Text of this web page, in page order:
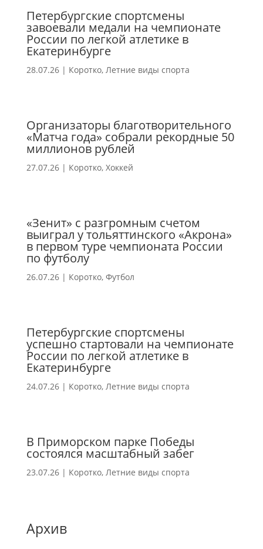
Петербургские спортсмены
завоевали медали на чемпионате
России по легкой атлетике в
Екатеринбурге
28.07.26| Коротко, Летние виды спорта
Организаторы благотворительного
«Матча года» собрали рекордные 50
миллионов рублей
27.07.26| Коротко, Хоккей
«Зенит» с разгромным счетом
выиграл у тольяттинского «Акрона»
в первом туре чемпионата России
по футболу
26.07.26| Коротко, Футбол
Петербургские спортсмены
успешно стартовали на чемпионате
России по легкой атлетике в
Екатеринбурге
24.07.26| Коротко, Летние виды спорта
В Приморском парке Победы
состоялся масштабный забег
23.07.26| Коротко, Летние виды спорта
Архив